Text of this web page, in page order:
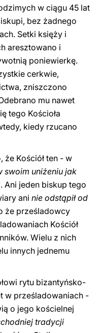
w ciągu 45 lat
bez żadnego
Setki księży i
aresztowano i
poniewierkę.
cerkwie,
zniszczono
mu nawet
tego Kościoła
kiedy rzucano
że Kościół ten - w
swoim uniżeniu jak
. Ani jeden biskup tego
ani nie odstąpił od
że prześladowcy
Kościół
Wielu z nich
innych jednemu
rytu bizantyńsko-
w prześladowaniach -
o jego kościelnej
tradycji